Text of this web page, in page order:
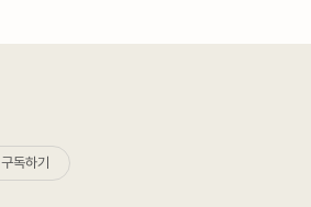
구독하기